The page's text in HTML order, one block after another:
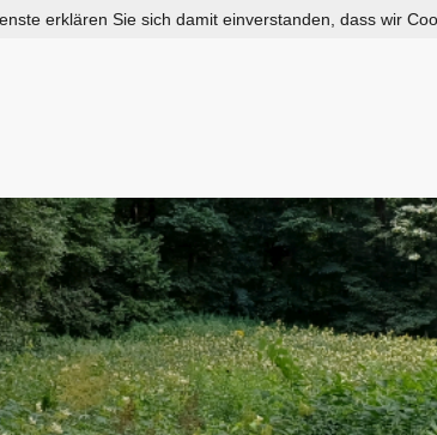
erklären Sie sich damit einverstanden, dass wir